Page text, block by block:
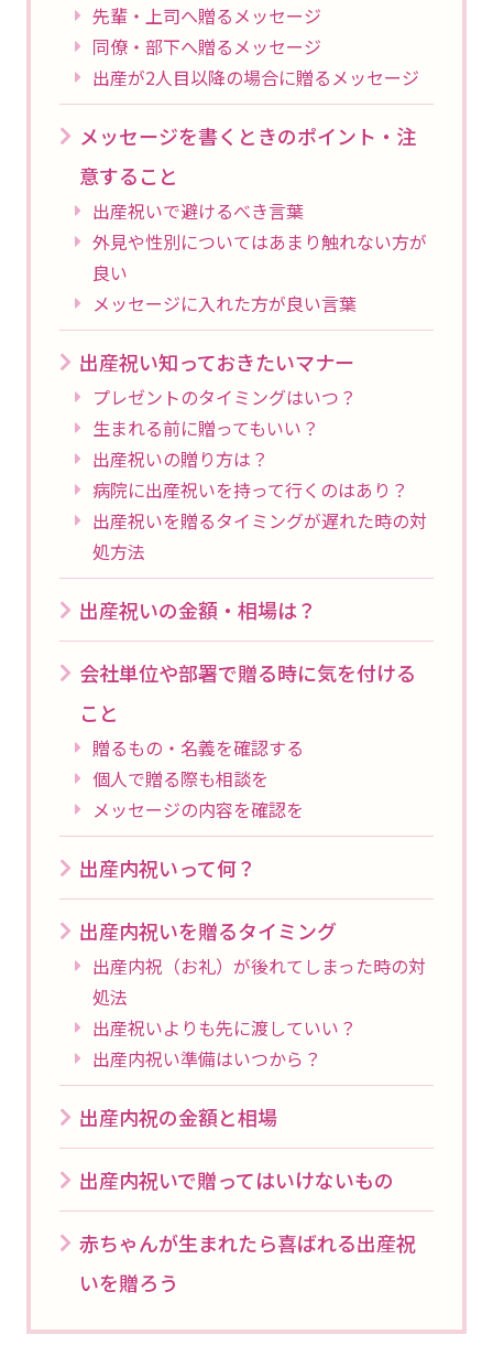
先輩・上司へ贈るメッセージ
同僚・部下へ贈るメッセージ
出産が2人目以降の場合に贈るメッセージ
メッセージを書くときのポイント・注
意すること
出産祝いで避けるべき言葉
外見や性別についてはあまり触れない方が
良い
メッセージに入れた方が良い言葉
出産祝い知っておきたいマナー
プレゼントのタイミングはいつ？
生まれる前に贈ってもいい？
出産祝いの贈り方は？
病院に出産祝いを持って行くのはあり？
出産祝いを贈るタイミングが遅れた時の対
処方法
出産祝いの金額・相場は？
会社単位や部署で贈る時に気を付ける
こと
贈るもの・名義を確認する
個人で贈る際も相談を
メッセージの内容を確認を
出産内祝いって何？
出産内祝いを贈るタイミング
出産内祝（お礼）が後れてしまった時の対
処法
出産祝いよりも先に渡していい？
出産内祝い準備はいつから？
出産内祝の金額と相場
出産内祝いで贈ってはいけないもの
赤ちゃんが生まれたら喜ばれる出産祝
いを贈ろう